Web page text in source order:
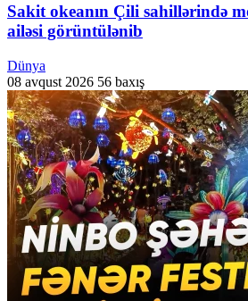
Sakit okeanın Çili sahillərində
ailəsi görüntülənib
Dünya
08 avqust 2026 56 baxış